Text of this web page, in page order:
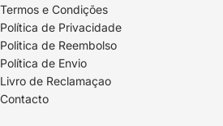
Termos e Condições
Política de Privacidade
Politica de Reembolso
Política de Envio
Livro de Reclamaçao
Contacto